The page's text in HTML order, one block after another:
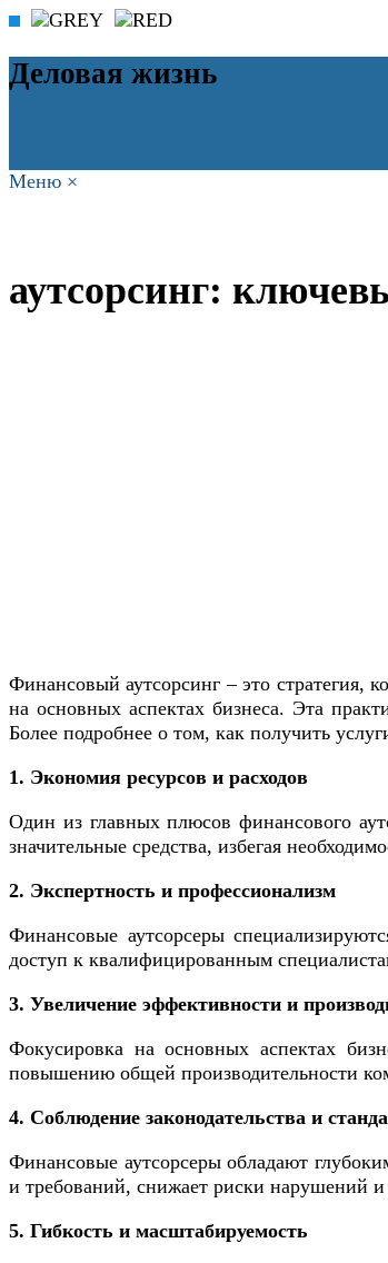
Деловая жизнь
Меню ×
аутсорсинг:
Финансовый аутсорсинг – это стратегия,
на основных аспектах бизнеса. Эта
Более подробнее о том, как получить
1. Экономия ресурсов и расходов
Один из главных плюсов финансового
значительные средства, избегая
2. Экспертность и профессионализм
Финансовые аутсорсеры
доступ к квалифицированным
3. Увеличение эффективности и
Фокусировка на основных аспектах
повышению общей производительности
4. Соблюдение законодательства и
Финансовые аутсорсеры обладают
и требований, снижает риски нарушений
5. Гибкость и масштабируемость